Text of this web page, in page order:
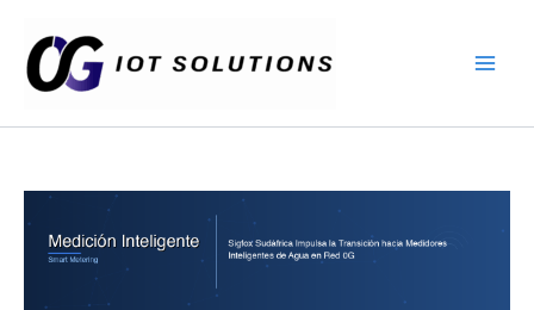
contenido